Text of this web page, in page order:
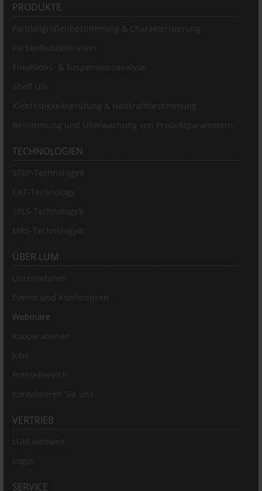
PRODUKTE
Partikelgrößenbestimmung & Charakterisierung
Partikelkonzentration
Emulsions- & Suspensionsanalyse
Shelf Life
Klebfestigkeitsprüfung & Haftkraftbestimmung
Bestimmung und Überwachung von Produktparametern
TECHNOLOGIEN
STEP-Technology®
CAT-Technology
SPLS-Technology®
MRS-Technology®
ÜBER LUM
Unternehmen
Events und Konferenzen
Webinare
Kooperationen
Jobs
Pressebereich
Kontaktieren Sie uns
VERTRIEB
LUM weltweit
Login
SERVICE